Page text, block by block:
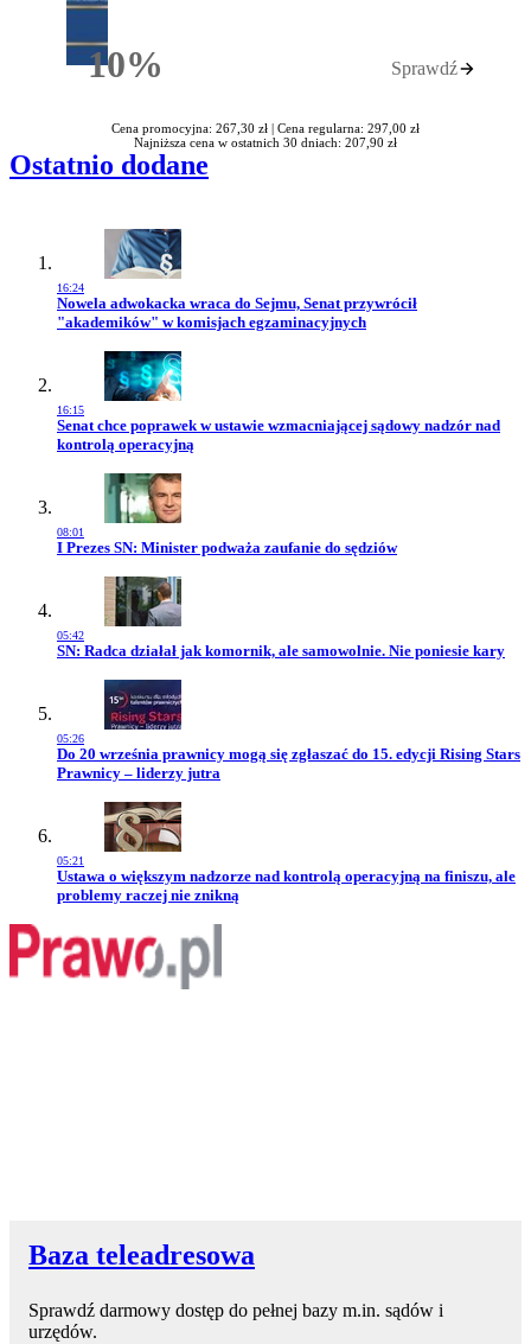
10%Rabatu Sprawdź
Cena promocyjna: 267,30 zł | Cena regularna: 297,00 zł
Najniższa cena w ostatnich 30 dniach: 207,90 zł
Ostatnio dodane
16:24
Przejdź do artykułu:
Nowela adwokacka wraca do Sejmu, Senat przywrócił
"akademików" w komisjach egzaminacyjnych
16:15
Przejdź do artykułu:
Senat chce poprawek w ustawie wzmacniającej sądowy nadzór nad
kontrolą operacyjną
08:01
Przejdź do artykułu:
I Prezes SN: Minister podważa zaufanie do sędziów
05:42
Przejdź do artykułu:
SN: Radca działał jak komornik, ale samowolnie. Nie poniesie kary
05:26
Przejdź do artykułu:
Do 20 września prawnicy mogą się zgłaszać do 15. edycji Rising Stars
Prawnicy – liderzy jutra
05:21
Przejdź do artykułu:
Ustawa o większym nadzorze nad kontrolą operacyjną na finiszu, ale
problemy raczej nie znikną
Baza teleadresowa
Sprawdź darmowy dostęp do pełnej bazy m.in. sądów i
urzędów.